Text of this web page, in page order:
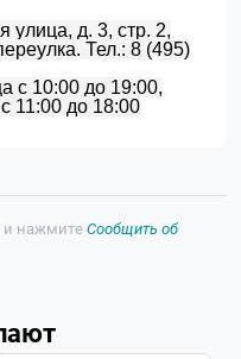
улица, д. 3, стр. 2,
Тел.: 8 (495)
с 10:00 до 19:00,
11:00 до 18:00
и нажмите Сообщить об